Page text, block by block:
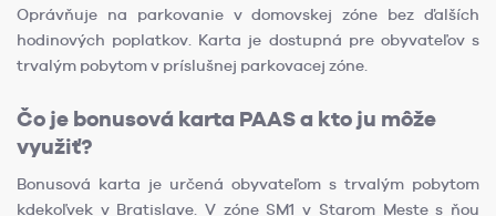
Oprávňuje na parkovanie v domovskej zóne bez ďalších
hodinových poplatkov. Karta je dostupná pre obyvateľov s
trvalým pobytom v príslušnej parkovacej zóne.
Čo je bonusová karta PAAS a kto ju môže
využiť?
Bonusová karta je určená obyvateľom s trvalým pobytom
kdekoľvek v Bratislave. V zóne SM1 v Starom Meste s ňou